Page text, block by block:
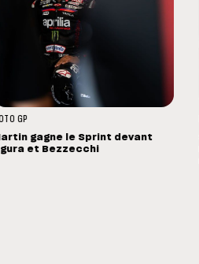
GP
gagne le Sprint devant
et Bezzecchi